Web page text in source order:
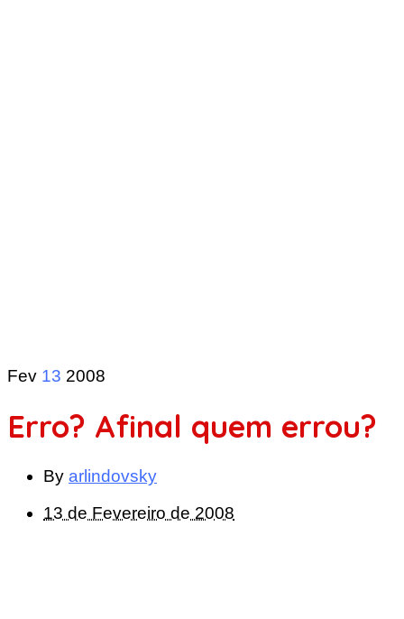
Fev 13 2008
Erro? Afinal quem errou?
By arlindovsky
13 de Fevereiro de 2008